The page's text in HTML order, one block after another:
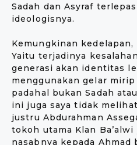
Sadah dan Asyraf
ideologisnya.
Kemungkinan
Yaitu terjadinya
generasi akan identitas
menggunakan gelar mirip
padahal bukan Sadah
ini juga saya tidak
justru Abdurahman
tokoh utama Klan
nasabnya kepada